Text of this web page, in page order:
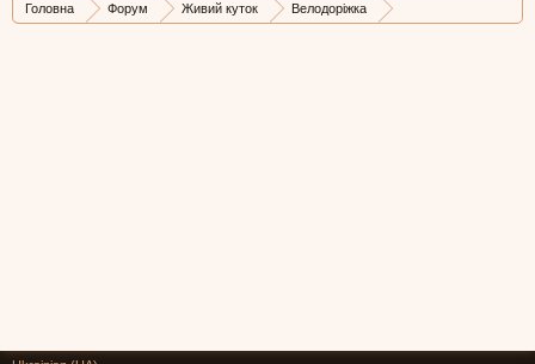
Головна Форум Живий куток
Велодоріжка